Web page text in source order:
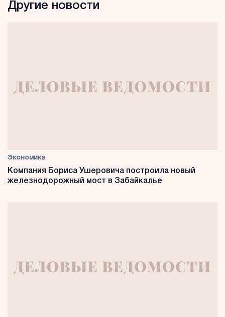
Другие новости
Экономика
Компания Бориса Ушеровича построила новый
железнодорожный мост в Забайкалье